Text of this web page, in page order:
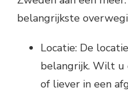
belangrijkste
Locatie: De
belangrijk. Wilt u
of liever in een